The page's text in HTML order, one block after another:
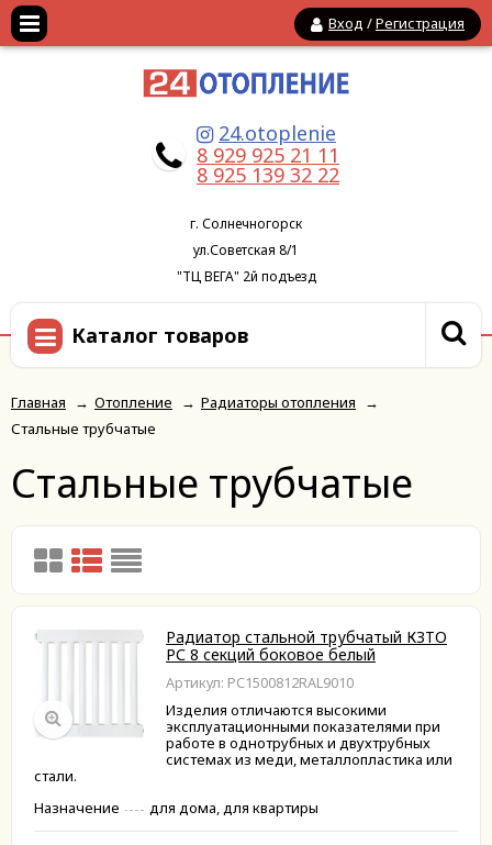
Вход /Регистрация
24.otoplenie
8 929 925 21 11
8 925 139 32 22
г. Солнечногорск
ул.Советская 8/1
"ТЦ ВЕГА" 2й подъезд
Каталог товаров
Главная → Отопление → Радиаторы отопления
→
Стальные трубчатые
Стальные трубчатые
Радиатор стальной трубчатый КЗТО
РС 8 секций боковое белый
Артикул: РС1500812RAL9010
Изделия отличаются высокими
эксплуатационными показателями при
работе в однотрубных и двухтрубных
системах из меди, металлопластика или
стали.
Назначение
для дома, для квартиры